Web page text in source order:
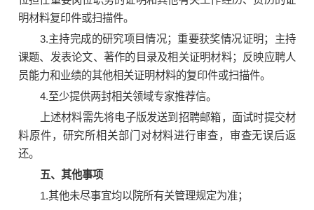
明材料复印件或扫描件。
3.主持完成的研究项目情况；重要获奖情况证明；主持
课题、发表论文、著作的目录及相关证明材料；反映应聘人
员能力和业绩的其他相关证明材料的复印件或扫描件。
4.至少提供两封相关领域专家推荐信。
上述材料需先将电子版发送到招聘邮箱，面试时提交材
料原件，研究所相关部门对材料进行审查，审查无误后返
还。
五、其他事项
1.其他未尽事宜均以院所有关管理规定为准；